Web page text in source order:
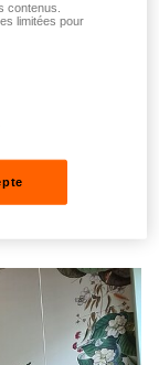
sécurité
contenus.
limitées pour